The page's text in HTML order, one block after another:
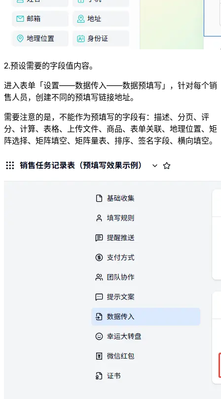
2.预设需要的字段值内容。
进入表单「设置——数据传入——数据预填写」，针对每个销
售人员，创建不同的预填写链接地址。
需要注意的是，不能作为预填写的字段有：描述、分页、评
分、计算、表格、上传文件、商品、表单关联、地理位置、矩
阵选择、矩阵填空、矩阵量表、排序、签名字段、横向填空。